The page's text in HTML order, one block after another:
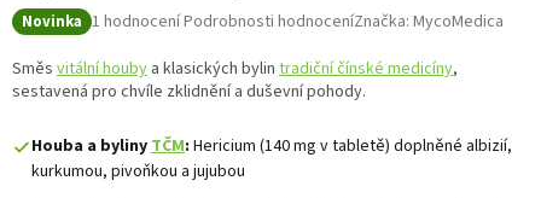
Novinka Průměrné hodnocení produktu je 5,0 z 5 hvězdiček.
1 hodnoceníPodrobnosti hodnoceníZnačka: MycoMedica
Směs vitální houby a klasických bylin tradiční čínské medicíny,
sestavená pro chvíle zklidnění a duševní pohody.
Houba a bylinyTČM: Hericium (140 mg v tabletě) doplněné albizií,
kurkumou, pivoňkou a jujubou